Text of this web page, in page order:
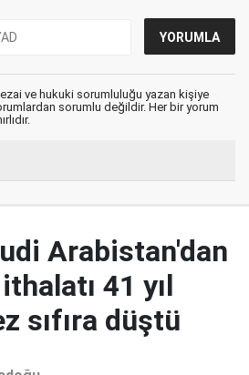
ve hukuki sorumluluğu yazan kişiye
sorumlu değildir. Her bir yorum
Arabistan'dan
41 yıl
sıfıra düştü